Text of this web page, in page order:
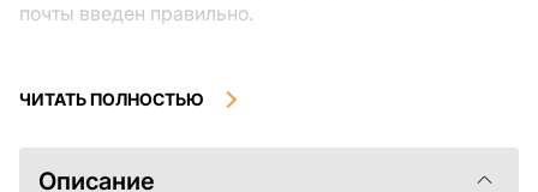
почты введен правильно.
загрузки, не подлежат возврату или обмену после их
ознакомиться с описанием товара и задать все
интересующие Вас вопросы перед покупкой. Если у
ЧИТАТЬ ПОЛНОСТЬЮ
Описание